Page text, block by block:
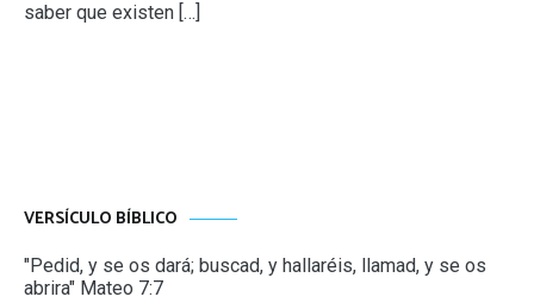
saber que existen […]
VERSÍCULO BÍBLICO
"Pedid, y se os dará; buscad, y hallaréis, llamad, y se os
abrira" Mateo 7:7